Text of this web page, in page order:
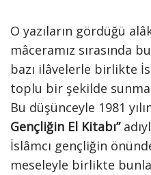
O yazıların gördüğü
mâceramız sırasında
bazı ilâvelerle birlikte
toplu bir şekilde
Bu düşünceyle 1981
Gençliğin El Kitabı”
İslâmcı gençliğin
meseleyle birlikte